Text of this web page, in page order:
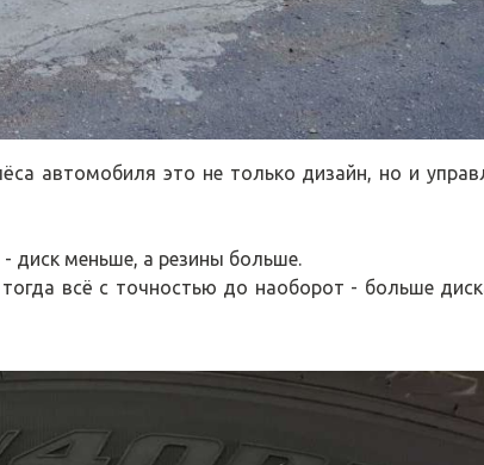
автомобиля это не только дизайн, но и
меньше, а резины больше.
всё с точностью до наоборот - больше